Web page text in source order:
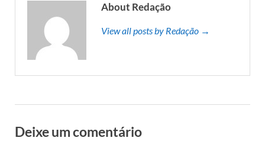
About Redação
View all posts by Redação →
Deixe um comentário